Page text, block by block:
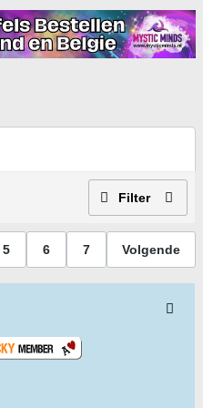
Filter
5 6 7 Volgende